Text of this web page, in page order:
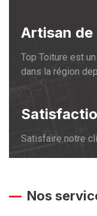
Artisan
Top Toiture est
dans la région
Satisfaire notre
Nos